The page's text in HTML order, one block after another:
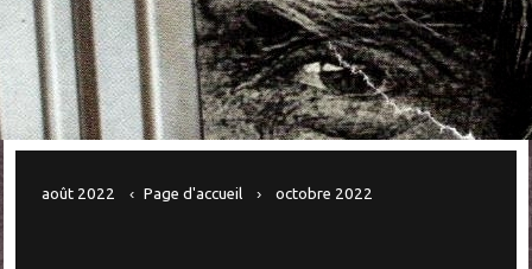
août 2022 Page d'accueil octobre 2022